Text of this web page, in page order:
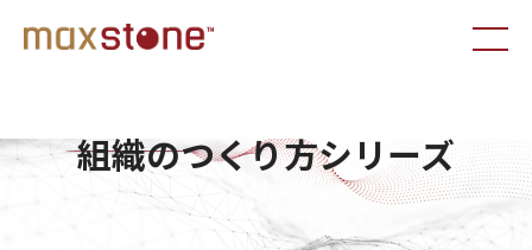
組織のつくり方シリーズ